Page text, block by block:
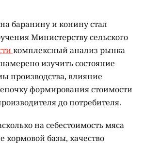
баранину и конину стал
Министерству сельского
комплексный анализ рынка
изучить состояние
производства, влияние
формирования стоимости
до потребителя.
на себестоимость мяса
кормовой базы, качество